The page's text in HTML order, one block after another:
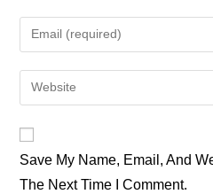
Name
Or
To
Comment
Enter
Your
Email
Address
Enter
Your
URL
(optional)
Save My Name, Email, And
The Next Time I Comment.